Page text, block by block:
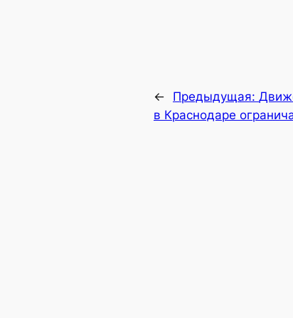
← Предыдущая:
в Краснодаре